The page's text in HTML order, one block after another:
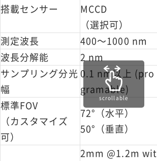
搭載センサー
MCCD
（選択可）
測定波長 400～1000 nm
波長分解能
2 nm
サンプリング分光
幅
0.1 nm以上 (pro
gramable)
標準FOV
（カスタマイズ
可）
72°（水平）
50°（垂直）
2mm @1.2m wit
scrollable